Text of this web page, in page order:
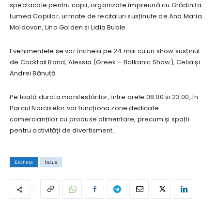
spectacole pentru copii, organizate împreună cu Grădinița
Lumea Copiilor, urmate de recitaluri susținute de Ana Maria
Moldovan, Lino Golden și Lidia Buble.
Evenimentele se vor încheia pe 24 mai cu un show susținut
de Cocktail Band, Alessia (Greek – Balkanic Show), Celia și
Andrei Bănuță.
Pe toată durata manifestărilor, între orele 08:00 și 23:00, în
Parcul Narciselor vor funcționa zone dedicate
comercianților cu produse alimentare, precum și spații
pentru activități de divertisment.
Eticheta focus